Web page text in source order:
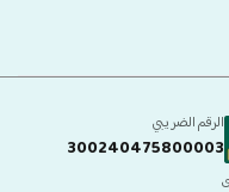
الرقم الضريبي
300240475800003